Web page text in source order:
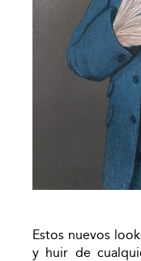
Estos nuevos
y huir de